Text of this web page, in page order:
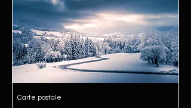
Carte postale